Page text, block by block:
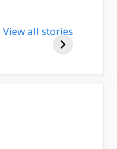
bjp-india-
biography
View all stories